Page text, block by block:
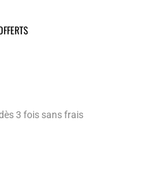
3 fois sans frais